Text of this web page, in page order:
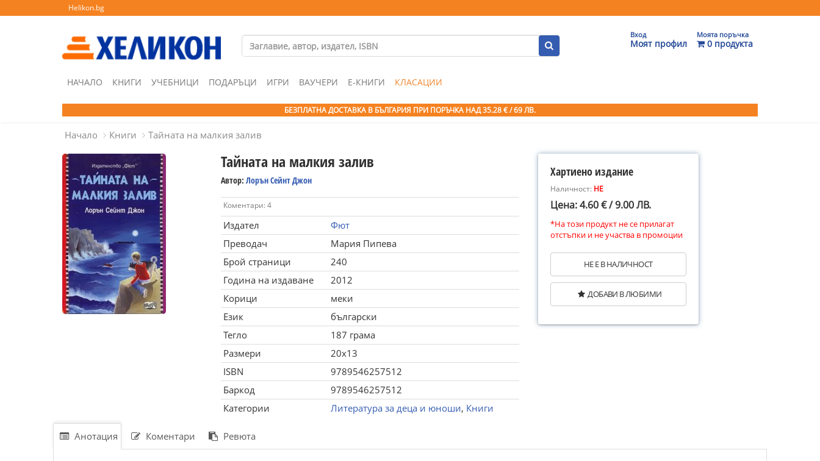
Helikon.bg
Вход
Моят профил
Моята поръчка
0 продукта
НАЧАЛО КНИГИ УЧЕБНИЦИ ПОДАРЪЦИ ИГРИ ВАУЧЕРИ Е-КНИГИ КЛАСАЦИИ
БЕЗПЛАТНА ДОСТАВКА В БЪЛГАРИЯ ПРИ ПОРЪЧКА НАД 35.28 € / 69 ЛВ.
Начало Книги Тайната на малкия залив
Тайната на малкия залив
Автор: Лорън Сейнт Джон
Коментари: 4
Издател
Фют
Преводач
Мария Пипева
Брой страници
240
Година на издаване
2012
Корици
меки
Език
български
Тегло
187 грама
Размери
20x13
ISBN
9789546257512
Баркод
9789546257512
Категории
Литература за деца и юноши, Книги
Хартиено издание
Наличност: НЕ
Цена: 4.60 € / 9.00 ЛВ.
*На този продукт не се прилагат
отстъпки и не участва в промоции
НЕ Е В НАЛИЧНОСТ
ДОБАВИ В ЛЮБИМИ
Анотация Коментари Ревюта